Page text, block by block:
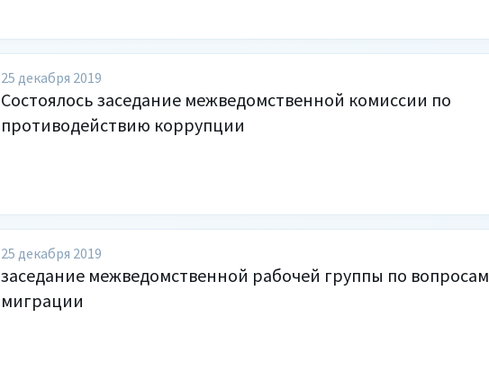
25 декабря 2019
Состоялось заседание межведомственной комиссии по
противодействию коррупции
25 декабря 2019
заседание межведомственной рабочей группы по вопросам
миграции